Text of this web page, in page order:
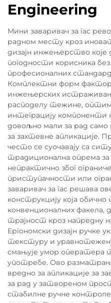
Engineering
Мини заваривач за гас
радном месту кроз
дизајн инжењерство
погодности корисника
професионалних
Комплектни форм
инжењерских
расподелу тежине,
интеграцију компоненти
довољно мали за рад
за захтевне апликације.
често се суочавају са
традиционална опрема за
непрактично због
приступачности или
заваривач за гас решава
конструкцију која
конвенционалних факела,
трајност кроз напредну
Ергономски дизајн ручке
текстуру и
смањује умор оператера
употребе. Ово
вредно за апликације за
за рад у затвореном
стабилне ручне контроле